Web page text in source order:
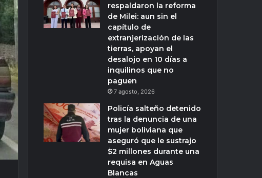
respaldaron la reforma
de Milei: aun sin el
capítulo de
extranjerización de las
tierras, apoyan el
desalojo en 10 días a
inquilinos que no
paguen
7 agosto, 2026
Policía salteño detenido
tras la denuncia de una
mujer boliviana que
aseguró que le sustrajo
$2 millones durante una
requisa en Aguas
Blancas